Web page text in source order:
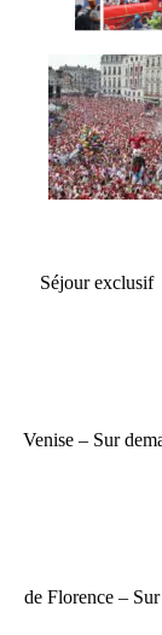
Séjour exclusif
Venise – Sur
de Florence –